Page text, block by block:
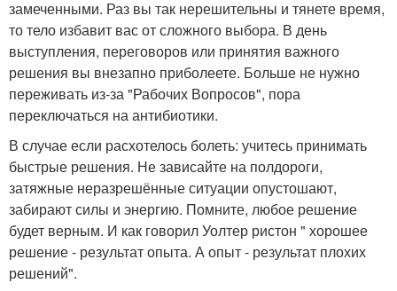
замеченными. Раз вы так нерешительны и тянете время,
то тело избавит вас от сложного выбора. В день
выступления, переговоров или принятия важного
решения вы внезапно приболеете. Больше не нужно
переживать из-за "Рабочих Вопросов", пора
переключаться на антибиотики.
В случае если расхотелось болеть: учитесь принимать
быстрые решения. Не зависайте на полдороги,
затяжные неразрешённые ситуации опустошают,
забирают силы и энергию. Помните, любое решение
будет верным. И как говорил Уолтер ристон " хорошее
решение - результат опыта. А опыт - результат плохих
решений".